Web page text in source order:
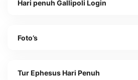
Hari penuh Gallipoli Login
Foto’s
Tur Ephesus Hari Penuh